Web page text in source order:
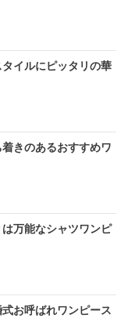
イルにピッタリの華
着きのあるおすすめワ
は万能なシャツワンピ
お呼ばれワンピース